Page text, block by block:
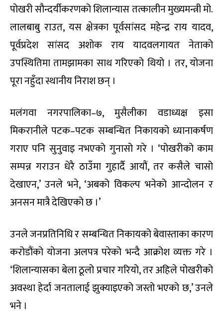
पोखरी सौन्दर्यीकरणको शिलान्यास तत्कालीन मुख्यमन्त्री मो.
लालबाबु राउत, यस क्षेत्रका पूर्वसांसद महेन्द्र राय यादव,
पूर्वप्रदेश सांसद अशोक राय यादवलगायत नेताको
उपस्थितिमा तामझामका साथ गरिएको थियो । तर, योजना
पूरा नहुँदा स्थानीय निराश छन् ।
मलंगवा नगरपालिका–७, मुसैलीका वडाध्यक्ष इसा
मिकरानीले पटक–पटक सम्बन्धित निकायको ध्यानाकर्षण
गराए पनि सुनुवाइ नभएको गुनासो गरे । ‘पोखरीको काम
सम्पन्न गराउन धेरै ठाउँमा गुहार्दै आयौं, तर कसैले चासो
देखाएन,’ उनले भने, ‘अबको विकल्प भनेको आन्दोलन र
अनसन मात्रै देखिएको छ ।’
उनले जनप्रतिनिधि र सम्बन्धित निकायको बेवास्ताका कारण
करोडौंको योजना अलपत्र परेको भन्दै आक्रोश व्यक्त गरे ।
‘शिलान्यासका बेला ठूलो प्रचार गरियो, तर अहिले पोखरीको
अवस्था हेर्दा जनतालाई झुक्याइएको जस्तो भएको छ,’ उनले
भने ।